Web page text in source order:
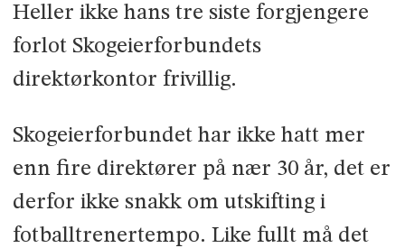
Heller ikke hans tre siste forgjengere
forlot Skogeierforbundets
direktørkontor frivillig.
Skogeierforbundet har ikke hatt mer
enn fire direktører på nær 30 år, det er
derfor ikke snakk om utskifting i
fotballtrenertempo. Like fullt må det